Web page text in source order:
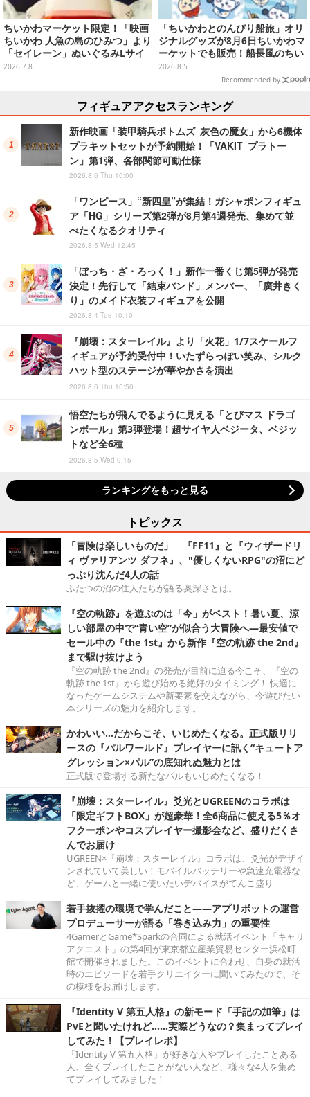
ちいかわマーケット限定！「映画
ちいかわ 人魚の島のひみつ」より
「セイレーン」ぬいぐるみLサイ
ズが7月24日より予約開始
2026.7.8
「ちいかわとのんびり船旅」オリ
ジナルグッズが8月6日ちいかわマ
ーケットでも販売！船長風のちい
かわやセイレーンたちをデザイン
2026.8.5
Recommended by
フィギュアアクセスランキング
新作映画「装甲騎兵ボトムズ 灰色の魔女」から6機体
プラキットセットが予約開始！「VAKIT プラトー
ン」第1弾、各部関節可動仕様
2026.8.6 Thu 10:00
「ワンピース」“新四皇”が集結！ガシャポンフィギュ
ア「HG」シリーズ第2弾が8月第4週発売、集めて並
べたくなるクオリティ
2026.8.5 Wed 12:45
「ぼっち・ざ・ろっく！」新作一番くじ第5弾が発売
決定！先行して「結束バンド」メンバー、「廣井きく
り」のメイド衣装フィギュアを公開
2026.8.4 Tue 10:10
『崩壊：スターレイル』より「火花」1/7スケールフ
ィギュアが予約受付中！いたずらっぽい笑み、シルク
ハット型のステージが華やかさを演出
2026.8.6 Thu 10:50
悟空たちが飛んでるように見える「とびマス ドラゴ
ンボール」第3弾登場！超サイヤ人ベジータ、ベジッ
トなど全6種
2026.8.5 Wed 9:15
ランキングをもっと見る
トピックス
「冒険は楽しいものだ」 ─『FF11』と『ウィザードリ
ィ ヴァリアンツ ダフネ』、"優しくないRPG"の沼にど
っぷり沈んだ4人の話
ふたつの沼の住人たちが語る奥深さとは。
『空の軌跡』を遊ぶのは「今」がベスト！暑い夏、涼
しい部屋の中で“青い空”が似合う大冒険へ―最安値で
セール中の『the 1st』から新作『空の軌跡 the 2nd』
まで駆け抜けよう
『空の軌跡 the 2nd』の発売が目前に迫る今こそ、『空の
軌跡 the 1st』から遊び始める絶好のタイミング！ 快適に
なったゲームシステムや新要素を交えながら、今遊びたい
本シリーズの魅力を紹介します。
かわいい…だからこそ、いじめたくなる。正式版リリ
ースの『パルワールド』プレイヤーに訊く“キュートア
グレッション×パル”の底知れぬ魅力とは
正式版で登場する新たなパルもいじめたくなる！
『崩壊：スターレイル』爻光とUGREENのコラボは
「限定ギフトBOX」が超豪華！全6商品に使える5％オ
フクーポンやコスプレイヤー撮影会など、盛りだくさ
んでお届け
UGREEN×『崩壊：スターレイル』コラボは、爻光がデザイ
ンされていて美しい！モバイルバッテリーや急速充電器な
ど、ゲームと一緒に使いたいデバイスがてんこ盛り
若手抜擢の環境で学んだこと――アプリボットの運営
プロデューサーが語る「巻き込み力」の重要性
4GamerとGame*Sparkの合同による就活イベント「キャリ
アクエスト」の第4回が東京都立産業貿易センター浜松町
館で開催されました。このイベントに合わせ、自身の就活
時のエピソードを若手クリエイターに聞いてみたので、そ
の模様をお届けします。
『Identity V 第五人格』の新モード「手記の加筆」は
PvEと聞いたけれど……実際どうなの？集まってプレイ
してみた！【プレイレポ】
『Identity V 第五人格』が好きな人やプレイしたことある
人、全くプレイしたことがない人など、様々な4人を集め
てプレイしてみました！